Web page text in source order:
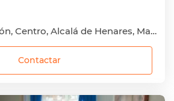
San Isidro, Estación, Centro, Alcalá de Henares, Madrid
Contactar